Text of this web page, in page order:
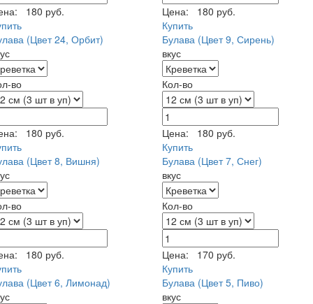
180 руб.
Цена:
180 руб.
Купить
(Цвет 24, Орбит)
во
180 руб.
Булава (Цвет 9, Сирень)
вкус
Кол-во
Цена:
180 руб.
Купить
(Цвет 8, Вишня)
во
180 руб.
Булава (Цвет 7, Снег)
вкус
Кол-во
Цена:
170 руб.
Купить
(Цвет 6, Лимонад)
Булава (Цвет 5, Пиво)
вкус